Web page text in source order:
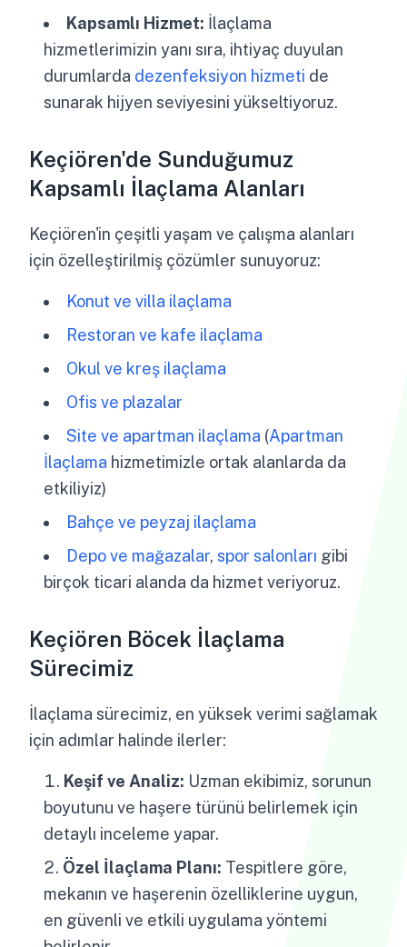
Kapsamlı Hizmet: İlaçlama
hizmetlerimizin yanı sıra, ihtiyaç duyulan
durumlarda dezenfeksiyon hizmeti de
sunarak hijyen seviyesini yükseltiyoruz.
Keçiören'de Sunduğumuz
Kapsamlı İlaçlama Alanları
Keçiören'in çeşitli yaşam ve çalışma alanları
için özelleştirilmiş çözümler sunuyoruz:
Konut ve villa ilaçlama
Restoran ve kafe ilaçlama
Okul ve kreş ilaçlama
Ofis ve plazalar
Site ve apartman ilaçlama (Apartman
İlaçlama hizmetimizle ortak alanlarda da
etkiliyiz)
Bahçe ve peyzaj ilaçlama
Depo ve mağazalar, spor salonları gibi
birçok ticari alanda da hizmet veriyoruz.
Keçiören Böcek İlaçlama
Sürecimiz
İlaçlama sürecimiz, en yüksek verimi sağlamak
için adımlar halinde ilerler:
Keşif ve Analiz: Uzman ekibimiz, sorunun
boyutunu ve haşere türünü belirlemek için
detaylı inceleme yapar.
Özel İlaçlama Planı: Tespitlere göre,
mekanın ve haşerenin özelliklerine uygun,
en güvenli ve etkili uygulama yöntemi